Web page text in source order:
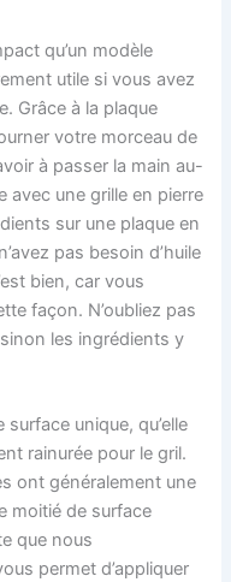
qu’un modèle
utile si vous avez
Grâce à la plaque
votre morceau de
à passer la main au-
avec une grille en pierre
sur une plaque en
pas besoin d’huile
bien, car vous
façon. N’oubliez pas
les ingrédients y
unique, qu’elle
rainurée pour le gril.
ont généralement une
moitié de surface
que nous
permet d’appliquer